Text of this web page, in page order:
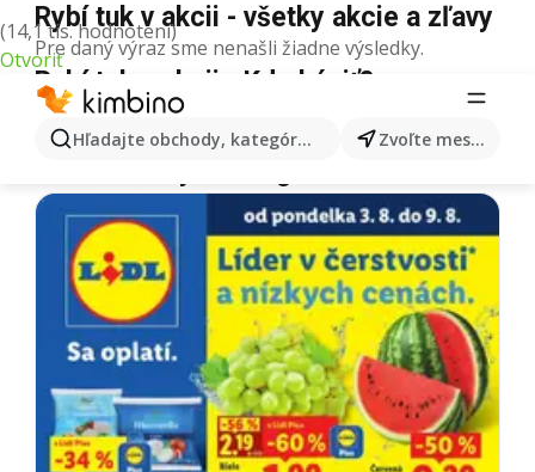
(14,1 tis. hodnotení)
Otvoriť
Hľadajte obchody, kategórie, produkty... Zvoľte mesto
Rybí tuk v akcii - všetky akcie a zľavy
Pre daný výraz sme nenašli žiadne výsledky.
Rybí tuk v akcii - Kde kúpiť?